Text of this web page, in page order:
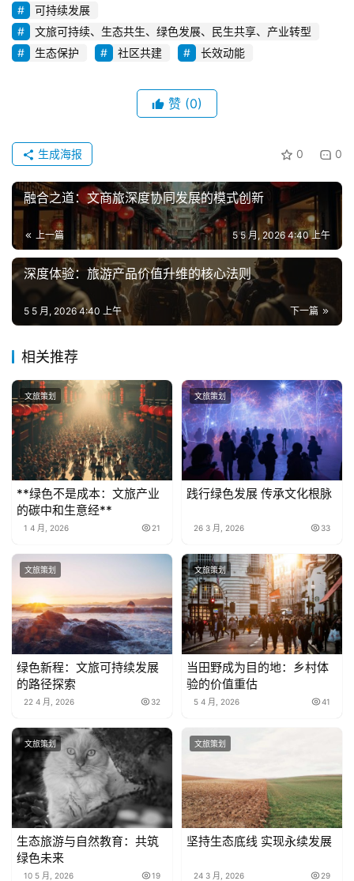
可持续发展
文旅可持续、生态共生、绿色发展、民生共享、产业转型
生态保护
社区共建 长效动能
赞 (0)
0 0
生成海报
融合之道：文商旅深度协同发展的模式创新
上一篇 5 5 月, 2026 4:40 上午
深度体验：旅游产品价值升维的核心法则
下一篇
5 5 月, 2026 4:40 上午
相关推荐
文旅策划
**绿色不是成本：文旅产业
的碳中和生意经**
1 4 月, 2026 21
文旅策划
践行绿色发展 传承文化根脉
26 3 月, 2026 33
文旅策划
绿色新程：文旅可持续发展
的路径探索
22 4 月, 2026 32
文旅策划
当田野成为目的地：乡村体
验的价值重估
5 4 月, 2026 41
文旅策划
生态旅游与自然教育：共筑
绿色未来
10 5 月, 2026 19
文旅策划
坚持生态底线 实现永续发展
24 3 月, 2026 29